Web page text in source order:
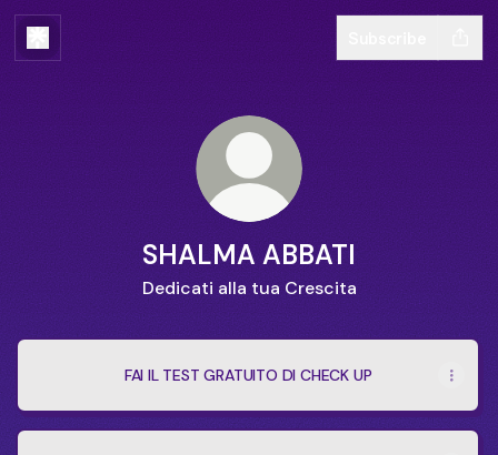
SHALMA ABBATI
Dedicati alla tua Crescita
FAI IL TEST GRATUITO DI CHECK UP